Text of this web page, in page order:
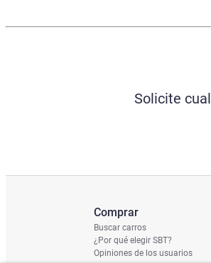
Solicite
Comprar
Buscar carros
¿Por qué elegir SBT?
Opiniones de los usuarios